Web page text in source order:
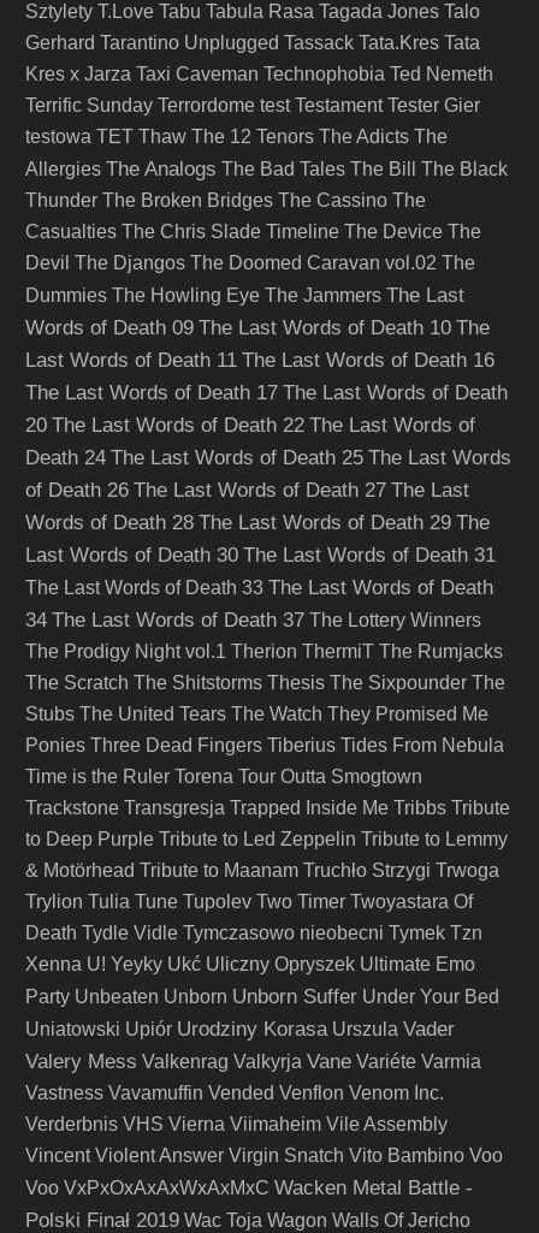
Sztylety T.Love Tabu Tabula Rasa Tagada Jones Talo
Gerhard Tarantino Unplugged Tassack Tata.Kres Tata
Kres x Jarza Taxi Caveman Technophobia Ted Nemeth
Terrific Sunday Terrordome test Testament Tester Gier
testowa TET Thaw The 12 Tenors The Adicts The
Allergies The Analogs The Bad Tales The Bill
The Black
Thunder The Broken Bridges The Cassino The
Casualties The Chris Slade Timeline The Device The
Devil The Djangos The Doomed Caravan vol.02 The
Dummies The Howling Eye The Jammers The Last
Words of Death 09 The Last Words of Death 10 The
Last Words of Death 11 The Last Words of Death 16
The Last Words of Death 17 The Last Words of Death
20 The Last Words of Death 22 The Last Words of
Death 24 The Last Words of Death 25 The Last Words
of Death 26 The Last Words of Death 27 The Last
Words of Death 28 The Last Words of Death 29 The
Last Words of Death 30 The Last Words of Death 31
The Last Words of Death 33 The Last Words of Death
34 The Last Words of Death 37 The Lottery Winners
The Prodigy Night vol.1 Therion ThermiT The Rumjacks
The Scratch The Shitstorms Thesis The Sixpounder The
Stubs The United Tears The Watch They Promised Me
Ponies Three Dead Fingers Tiberius Tides From Nebula
Time is the Ruler Torena Tour Outta Smogtown
Trackstone Transgresja Trapped Inside Me Tribbs Tribute
to Deep Purple Tribute to Led Zeppelin Tribute to Lemmy
& Motörhead Tribute to Maanam Truchło Strzygi Trwoga
Trylion Tulia Tune Tupolev Two Timer Twoyastara Of
Death Tydle Vidle Tymczasowo nieobecni Tymek Tzn
Xenna U! Yeyky Ukć Uliczny Opryszek Ultimate Emo
Party Unbeaten Unborn Unborn Suffer Under Your Bed
Uniatowski Upiór Urodziny Korasa Urszula Vader
Valery Mess Valkenrag Valkyrja Vane Variéte Varmia
Vastness Vavamuffin Vended Venflon Venom Inc.
Verderbnis VHS Vierna Viimaheim Vile Assembly
Vincent Violent Answer Virgin Snatch Vito Bambino Voo
Voo VxPxOxAxAxWxAxMxC Wacken Metal Battle -
Polski Finał 2019 Wac Toja Wagon Walls Of Jericho